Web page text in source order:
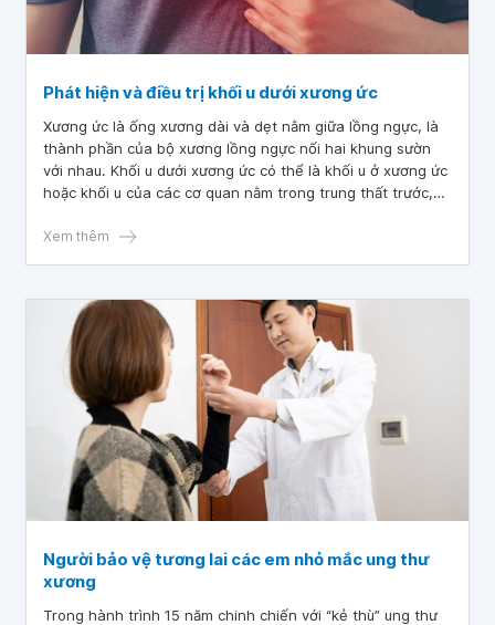
Phát hiện và điều trị khối u dưới xương ức
Xương ức là ống xương dài và dẹt nằm giữa lồng ngực, là
thành phần của bộ xương lồng ngực nối hai khung sườn
với nhau. Khối u dưới xương ức có thể là khối u ở xương ức
hoặc khối u của các cơ quan nằm trong trung thất trước,
Xem thêm
Người bảo vệ tương lai các em nhỏ mắc ung thư
xương
Trong hành trình 15 năm chinh chiến với “kẻ thù” ung thư